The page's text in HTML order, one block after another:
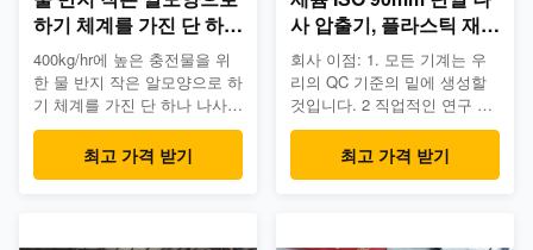
하기 체계를 가진 단 하나
나사 밀어남 선을 재생하
는 플라스틱
400kg/hr에 높은 충전물을 위
한 물 반지 작은 알모양으로 하
기 체계를 가진 단 하나 나사
밀어남 선 고능률 단일 나사 압
출기의 이점: ; 에너지 소비는
보다 적게 30%인 그러나, 일반
최고 가격 받기
사 압출기, 플라스틱 재생
압출기 기계
회사 이점: 1. 모든 기계는 우
리의 QC 기준의 밑에 생성할
것입니다. 2 직업적인 연구 및
개발, 생산, 판매 및 서비스 3.
당신의 신청에 따라 다른 조합.
4. 쌍둥이 나사 압출기에 부유
최고 가격 받기